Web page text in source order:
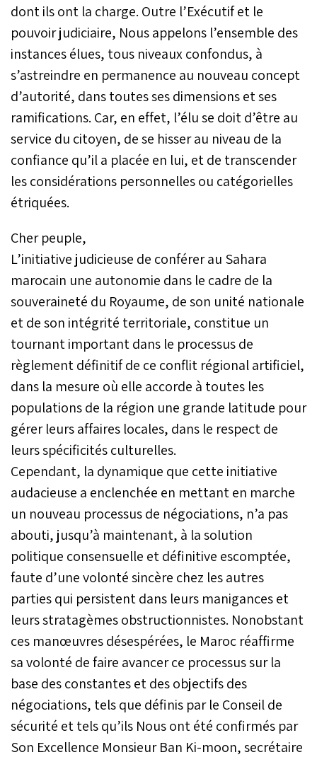
dont ils ont la charge. Outre l’Exécutif et le
pouvoir judiciaire, Nous appelons l’ensemble des
instances élues, tous niveaux confondus, à
s’astreindre en permanence au nouveau concept
d’autorité, dans toutes ses dimensions et ses
ramifications. Car, en effet, l’élu se doit d’être au
service du citoyen, de se hisser au niveau de la
confiance qu’il a placée en lui, et de transcender
les considérations personnelles ou catégorielles
étriquées.
Cher peuple,
L’initiative judicieuse de conférer au Sahara
marocain une autonomie dans le cadre de la
souveraineté du Royaume, de son unité nationale
et de son intégrité territoriale, constitue un
tournant important dans le processus de
règlement définitif de ce conflit régional artificiel,
dans la mesure où elle accorde à toutes les
populations de la région une grande latitude pour
gérer leurs affaires locales, dans le respect de
leurs spécificités culturelles.
Cependant, la dynamique que cette initiative
audacieuse a enclenchée en mettant en marche
un nouveau processus de négociations, n’a pas
abouti, jusqu’à maintenant, à la solution
politique consensuelle et définitive escomptée,
faute d’une volonté sincère chez les autres
parties qui persistent dans leurs manigances et
leurs stratagèmes obstructionnistes. Nonobstant
ces manœuvres désespérées, le Maroc réaffirme
sa volonté de faire avancer ce processus sur la
base des constantes et des objectifs des
négociations, tels que définis par le Conseil de
sécurité et tels qu’ils Nous ont été confirmés par
Son Excellence Monsieur Ban Ki-moon, secrétaire